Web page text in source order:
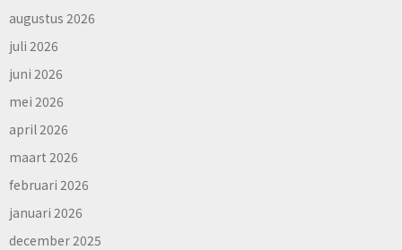
augustus 2026
juli 2026
juni 2026
mei 2026
april 2026
maart 2026
februari 2026
januari 2026
december 2025